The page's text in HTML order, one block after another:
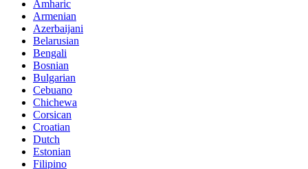
Amharic
Armenian
Azerbaijani
Belarusian
Bengali
Bosnian
Bulgarian
Cebuano
Chichewa
Corsican
Croatian
Dutch
Estonian
Filipino